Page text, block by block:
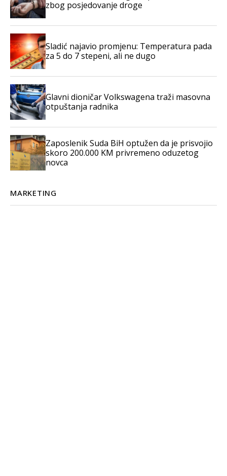
zbog posjedovanje droge
Sladić najavio promjenu: Temperatura pada
za 5 do 7 stepeni, ali ne dugo
Glavni dioničar Volkswagena traži masovna
otpuštanja radnika
Zaposlenik Suda BiH optužen da je prisvojio
skoro 200.000 KM privremeno oduzetog
novca
MARKETING